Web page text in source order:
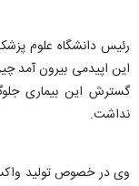
رئیس دانشگاه علوم
این اپیدمی بیرون آمد
نداشت.
وی در خصوص تولید